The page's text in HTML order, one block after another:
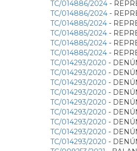
TC/014886/2024 -
TC/014886/2024 -
TC/014885/2024 -
TC/014885/2024 -
TC/014885/2024 -
TC/014885/2024 -
TC/014293/2020 -
TC/014293/2020 -
TC/014293/2020 -
TC/014293/2020 -
TC/014293/2020 -
TC/014293/2020 -
TC/014293/2020 -
TC/014293/2020 -
TC/014293/2020 -